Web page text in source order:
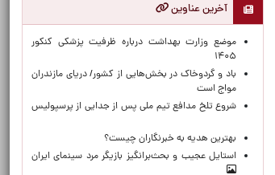
آخرین عناوین
موضع وزارت بهداشت درباره ظرفیت پزشکی کنکور
۱۴۰۵
باد و گردوخاک در بخش‌هایی از کشور/ دریای مازندران
مواج است
شروع تلخ مدافع تیم ملی پس از جدایی از پرسپولیس
بهترین هدیه به خبرنگاران چیست؟
استایل عجیب و بحث‌برانگیز بازیگر مرد سینمای ایران